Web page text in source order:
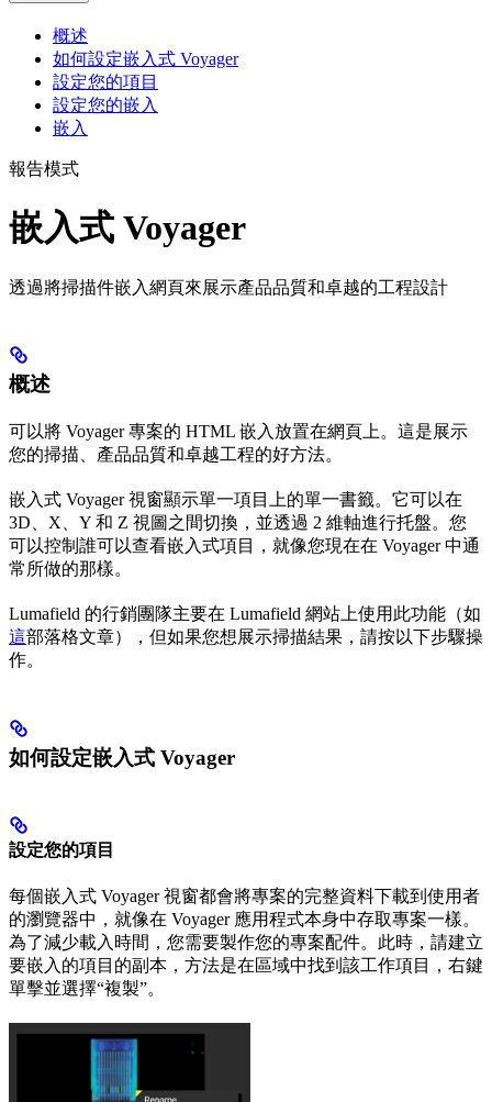
概述
如何設定嵌入式 Voyager
設定您的項目
設定您的嵌入
嵌入
報告模式
嵌入式 Voyager
透過將掃描件嵌入網頁來展示產品品質和卓越的工程設計
概述
可以將 Voyager 專案的 HTML 嵌入放置在網頁上。這是展示
您的掃描、產品品質和卓越工程的好方法。
嵌入式 Voyager 視窗顯示單一項目上的單一書籤。它可以在
3D、X、Y 和 Z 視圖之間切換，並透過 2 維軸進行托盤。您
可以控制誰可以查看嵌入式項目，就像您現在在 Voyager 中通
常所做的那樣。
Lumafield 的行銷團隊主要在 Lumafield 網站上使用此功能（如
這部落格文章），但如果您想展示掃描結果，請按以下步驟操
作。
如何設定嵌入式 Voyager
設定您的項目
每個嵌入式 Voyager 視窗都會將專案的完整資料下載到使用者
的瀏覽器中，就像在 Voyager 應用程式本身中存取專案一樣。
為了減少載入時間，您需要製作您的專案配件。此時，請建立
要嵌入的項目的副本，方法是在區域中找到該工作項目，右鍵
單擊並選擇“複製”。